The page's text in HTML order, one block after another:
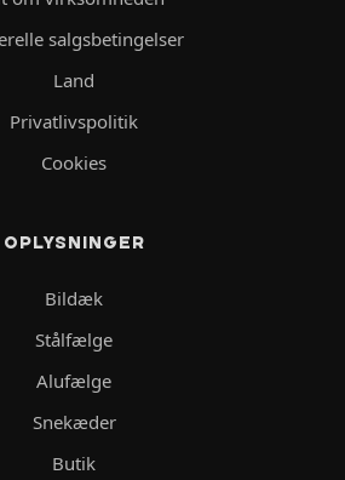
salgsbetingelser
Land
Privatlivspolitik
Cookies
OPLYSNINGER
Bildæk
Stålfælge
Alufælge
Snekæder
Butik